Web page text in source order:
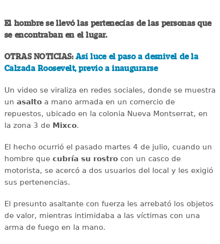
El hombre se llevó las pertenecías de las personas que
se encontraban en el lugar.
OTRAS NOTICIAS: Así luce el paso a desnivel de la
Calzada Roosevelt, previo a inaugurarse
Un video se viraliza en redes sociales, donde se muestra
un asaltoa mano armada en un comercio de
repuestos, ubicado en la colonia Nueva Montserrat, en
la zona 3 de Mixco.
El hecho ocurrió el pasado martes 4 de julio, cuando un
hombre que cubría su rostrocon un casco de
motorista, se acercó a dos usuarios del local y les exigió
sus pertenencias.
El presunto asaltante con fuerza les arrebató los objetos
de valor, mientras intimidaba a las víctimas con una
arma de fuego en la mano.